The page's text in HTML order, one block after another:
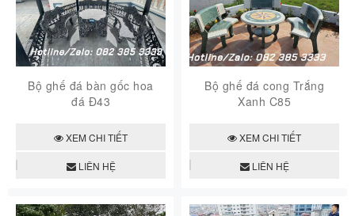
Bộ ghế đá bàn gốc hoa
đá Đ43
XEM CHI TIẾT
LIÊN HỆ
Bộ ghế đá cong Trắng
Xanh C85
XEM CHI TIẾT
LIÊN HỆ